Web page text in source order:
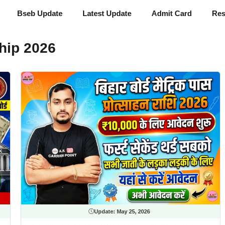
Bseb Update Latest Update Admit Card
2026
Update: May 25, 2026